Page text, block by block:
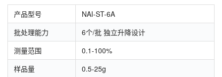
产品型号
NAI-ST-6A
批处理能力
6个/批 独立升降设计
测量范围
0.1-100%
样品量
0.5-25g